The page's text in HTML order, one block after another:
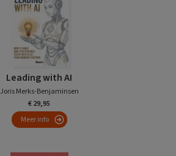
Leading with AI
Joris Merks-Benjaminsen
€ 29,95
Meer info